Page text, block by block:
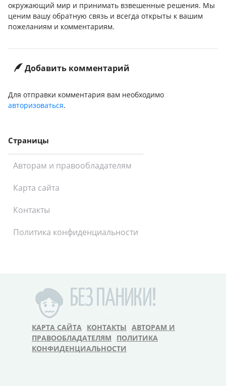
окружающий мир и принимать взвешенные решения. Мы
ценим вашу обратную связь и всегда открыты к вашим
пожеланиям и комментариям.
Добавить комментарий
Для отправки комментария вам необходимо
авторизоваться.
Страницы
Авторам и правообладателям
Карта сайта
Контакты
Политика конфиденциальности
КАРТА САЙТА КОНТАКТЫ АВТОРАМ И
ПРАВООБЛАДАТЕЛЯМ
ПОЛИТИКА
КОНФИДЕНЦИАЛЬНОСТИ